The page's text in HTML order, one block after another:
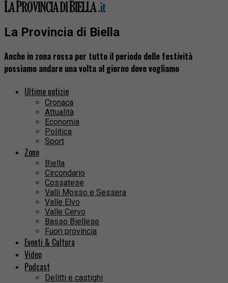
La Provincia di Biella
Anche in zona rossa per tutto il periodo delle festività
possiamo andare una volta al giorno dove vogliamo
Ultime notizie
Cronaca
Attualità
Economia
Politica
Sport
Zone
Biella
Circondario
Cossatese
Valli Mosso e Sessera
Valle Elvo
Valle Cervo
Basso Biellese
Fuori provincia
Eventi & Cultura
Video
Podcast
Delitti e castighi